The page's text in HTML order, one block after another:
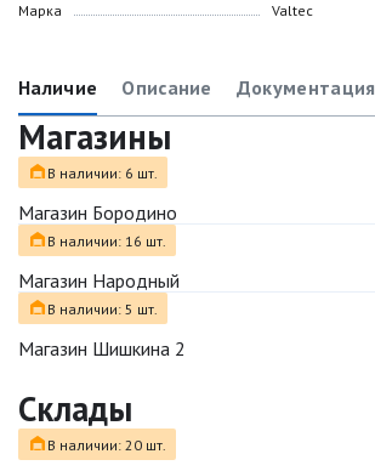
Марка Valtec
Наличие Описание Документация
Магазины
В наличии: 6 шт.
Магазин Бородино
В наличии: 16 шт.
Магазин Народный
В наличии: 5 шт.
Магазин Шишкина 2
Склады
В наличии: 20 шт.